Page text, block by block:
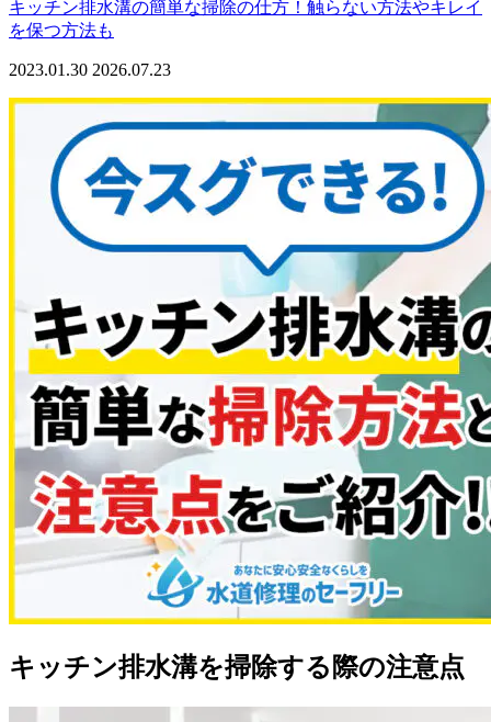
キッチン排水溝の簡単な掃除の仕方！触らない方法やキレイ
を保つ方法も
2023.01.30 2026.07.23
キッチン排水溝を掃除する際の注意点